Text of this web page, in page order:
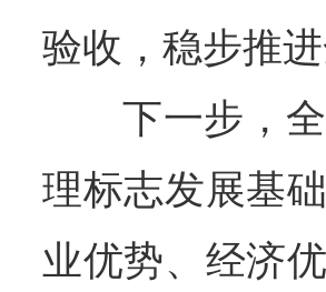
验收，稳步推
下一步，
理标志发展基
业优势、经济